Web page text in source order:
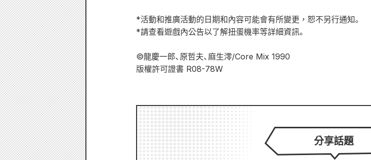
*活動和推廣活動的日期和內容可能會有所變更，恕不另行通知。
*請查看遊戲內公告以了解扭蛋機率等詳細資訊。
©龍慶一郎、原哲夫、麻生澪/Core Mix 1990
版權許可證書 R08-78W
分享話題